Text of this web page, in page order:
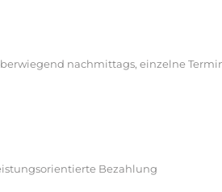
nachmittags, einzelne
Bezahlung